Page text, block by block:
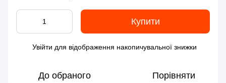
Купити
Увійти для відображення накопичувальної знижки
До обраного Порівняти